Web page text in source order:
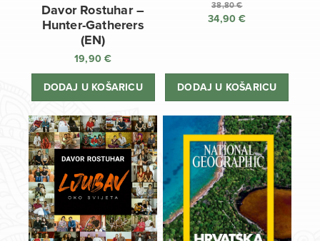
Davor Rostuhar –
Hunter-Gatherers
(EN)
19,90€
DODAJ U KOŠARICU
38,80€
Izvorna
38,80 €.
34,90€
34,90 €.
DODAJ U KOŠARICU